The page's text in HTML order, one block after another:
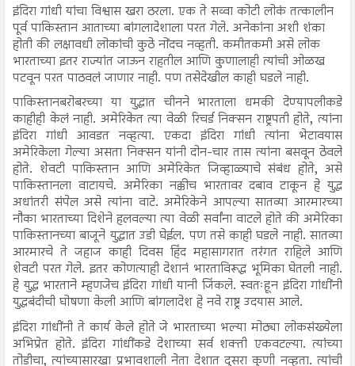
इंदिरा गांधी यांचा विश्वास खरा ठरला. एक ते सव्वा कोटी लोकं तत्कालीन
पूर्व पाकिस्तान आताच्या बांगलादेशाला परत गेले. अनेकांना अशी शंका
होती की लक्षावधी लोकांची कुठे नोंदच नव्हती. कमीतकमी असे लोक
भारताच्या इतर राज्यांत जाऊन राहतील आणि कुणालाही त्यांची ओळख
पटवून परत पाठवलं जाणार नाही. पण तसेदेखील काही घडले नाही.
पाकिस्तानबरोबरच्या या युद्धात चीनने भारताला धमकी देण्यापलीकडे
काहीही केलं नाही. अमेरिकेत त्या वेळी रिचर्ड निक्सन राष्ट्रपती होते, त्यांना
इंदिरा गांधी आवडत नव्हत्या. एकदा इंदिरा गांधी त्यांना भेटावयास
अमेरिकेला गेल्या असता निक्सन यांनी दोन-चार तास त्यांना बसवून ठेवले
होते. शेवटी पाकिस्तान आणि अमेरिकेत जिव्हाळ्याचे संबंध होते, असे
पाकिस्तानला वाटायचे. अमेरिका नक्कीच भारतावर दबाव टाकून हे युद्ध
अधांतरी संपेल असे त्यांना वाटे. अमेरिकेने आपल्या सातव्या आरमारच्या
नौका भारताच्या दिशेने हलवल्या त्या वेळी सर्वांना वाटले होते की अमेरिका
पाकिस्तानच्या बाजूने युद्धात उडी घेईल. पण तसे काही घडले नाही. सातव्या
आरमारचे ते जहाज काही दिवस हिंद महासागरात तरंगत राहिले आणि
शेवटी परत गेले. इतर कोणत्याही देशानं भारताविरूद्ध भूमिका घेतली नाही.
हे युद्ध भारताने म्हणजेच इंदिरा गांधी यानी जिंकले. स्वतःहून इंदिरा गांधींनी
युद्धबंदीची घोषणा केली आणि बांगलादेश हे नवे राष्ट्र उदयास आले.
इंदिरा गांधींनी ते कार्य केले होते जे भारताच्या भल्या मोठ्या लोकसंख्येला
अभिप्रेत होते. इंदिरा गांधींकडे देशाच्या सर्व शक्ती एकवटल्या. त्यांच्या
तोडीचा, त्यांच्यासारखा प्रभावशाली नेता देशात दुसरा कुणी नव्हता. त्यांची